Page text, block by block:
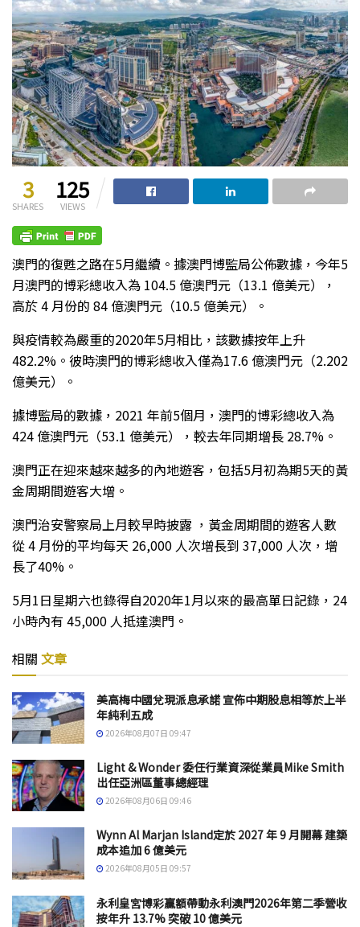
3
SHARES
125
VIEWS
澳門的復甦之路在5月繼續。據澳門博監局公佈數據，今年5
月澳門的博彩總收入為 104.5 億澳門元（13.1 億美元），
高於 4 月份的 84 億澳門元（10.5 億美元）。
與疫情較為嚴重的2020年5月相比，該數據按年上升
482.2%。彼時澳門的博彩總收入僅為17.6 億澳門元（2.202
億美元）。
據博監局的數據，2021 年前5個月，澳門的博彩總收入為
424 億澳門元（53.1 億美元），較去年同期增長 28.7%。
澳門正在迎來越來越多的內地遊客，包括5月初為期5天的黃
金周期間遊客大增。
澳門治安警察局上月較早時披露 ，黃金周期間的遊客人數
從 4 月份的平均每天 26,000 人次增長到 37,000 人次，增
長了40%。
5月1日星期六也錄得自2020年1月以來的最高單日記錄，24
小時內有 45,000 人抵達澳門。
相關 文章
美高梅中國兌現派息承諾 宣佈中期股息相等於上半
年純利五成
2026年08月07日 09:47
Light & Wonder 委任行業資深從業員Mike Smith
出任亞洲區董事總經理
2026年08月06日 09:46
Wynn Al Marjan Island定於 2027 年 9 月開幕 建築
成本追加 6 億美元
2026年08月05日 09:57
永利皇宮博彩贏額帶動永利澳門2026年第二季營收
按年升 13.7% 突破 10 億美元